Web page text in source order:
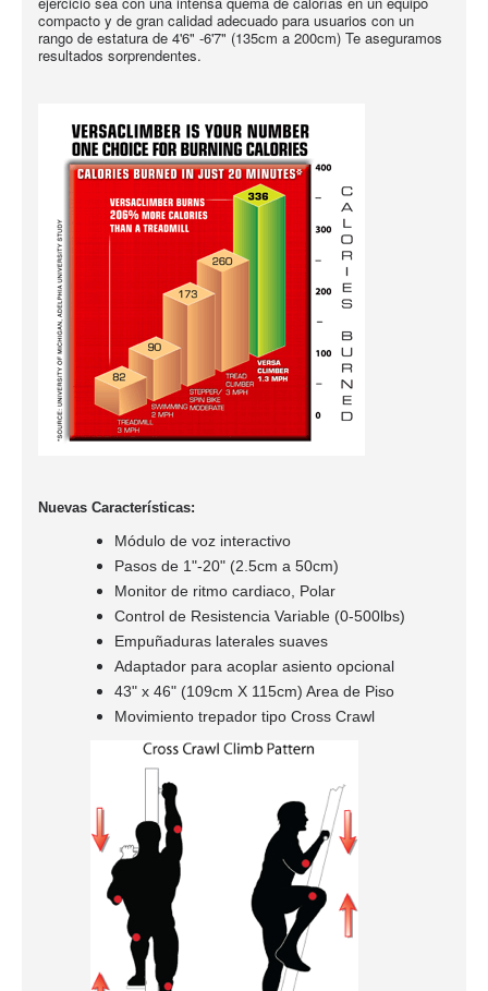
compacto y de gran calidad adecuado para usuarios con un
rango de estatura de 4'6" -6'7" (135cm a 200cm) Te aseguramos
resultados sorprendentes.
Nuevas Características:
Módulo de voz interactivo
Pasos de 1"-20" (2.5cm a 50cm)
Monitor de ritmo cardiaco, Polar
Control de Resistencia Variable (0-500lbs)
Empuñaduras laterales suaves
Adaptador para acoplar asiento opcional
43" x 46" (109cm X 115cm) Area de Piso
Movimiento trepador tipo Cross Crawl